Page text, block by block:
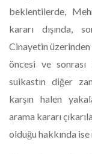
beklentilerde,
kararı dışında,
Cinayetin
öncesi ve
suikastın diğer
karşın halen
arama kararı
olduğu hakkında